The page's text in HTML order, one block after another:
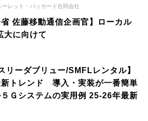
レット・パッカード合同会社
省 佐藤移動通信企画官】ローカル
大に向けて
リーダブリュー/SMFLレンタル】
新トレンド 導入・実装が一番簡単
Ｇシステムの実用例 25-26年最新